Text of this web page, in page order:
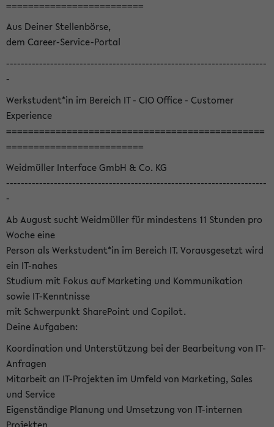
=========================
Aus Deiner Stellenbörse,
dem Career-Service-Portal
-----------------------------------------------------------------------
-
Werkstudent*in im Bereich IT - CIO Office - Customer
Experience
===============================================
=========================
Weidmüller Interface GmbH & Co. KG
-----------------------------------------------------------------------
-
Ab August sucht Weidmüller für mindestens 11 Stunden pro
Woche eine
Person als Werkstudent*in im Bereich IT. Vorausgesetzt wird
ein IT-nahes
Studium mit Fokus auf Marketing und Kommunikation
sowie IT-Kenntnisse
mit Schwerpunkt SharePoint und Copilot.
Deine Aufgaben:
Koordination und Unterstützung bei der Bearbeitung von IT-
Anfragen
Mitarbeit an IT-Projekten im Umfeld von Marketing, Sales
und Service
Eigenständige Planung und Umsetzung von IT-internen